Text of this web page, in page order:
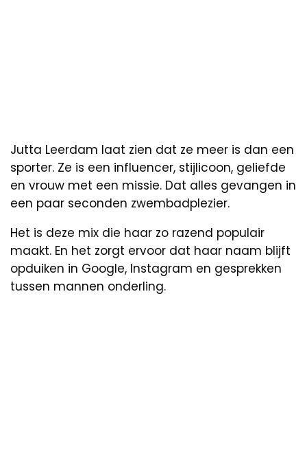
Jutta Leerdam laat zien dat ze meer is dan een
sporter. Ze is een influencer, stijlicoon, geliefde
en vrouw met een missie. Dat alles gevangen in
een paar seconden zwembadplezier.
Het is deze mix die haar zo razend populair
maakt. En het zorgt ervoor dat haar naam blijft
opduiken in Google, Instagram en gesprekken
tussen mannen onderling.